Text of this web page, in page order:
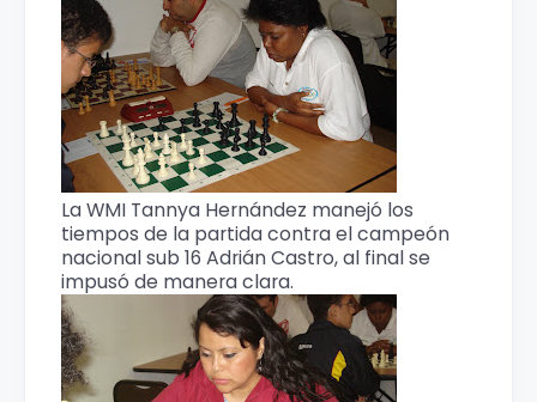
La WMI Tannya Hernández manejó los
tiempos de la partida contra el campeón
nacional sub 16 Adrián Castro, al final se
impusó de manera clara.